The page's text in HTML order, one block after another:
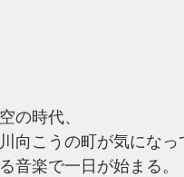
の時代、
向こうの町が気になっ
音楽で一日が始まる。